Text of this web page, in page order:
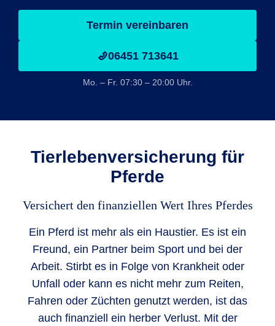
Termin vereinbaren
06451 713641
Mo. – Fr. 07:30 – 20:00 Uhr.
Tierlebenversicherung für
Pferde
Versichert den finanziellen Wert Ihres Pferdes
Ein Pferd ist mehr als ein Haustier. Es ist ein
Freund, ein Partner beim Sport und bei der
Arbeit. Stirbt es in Folge von Krankheit oder
Unfall oder kann es nicht mehr zum Reiten,
Fahren oder Züchten genutzt werden, ist das
auch finanziell ein herber Verlust. Mit der